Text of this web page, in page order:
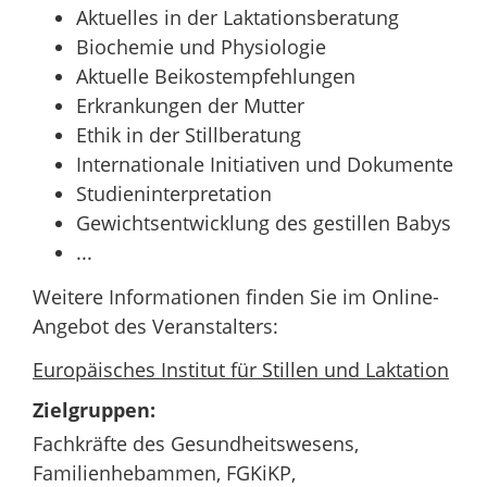
Aktuelles in der Laktationsberatung
Biochemie und Physiologie
Aktuelle Beikostempfehlungen
Erkrankungen der Mutter
Ethik in der Stillberatung
Internationale Initiativen und Dokumente
Studieninterpretation
Gewichtsentwicklung des gestillen Babys
...
Weitere Informationen finden Sie im Online-
Angebot des Veranstalters:
Europäisches Institut für Stillen und Laktation
Zielgruppen:
Fachkräfte des Gesundheitswesens,
Familienhebammen, FGKiKP,